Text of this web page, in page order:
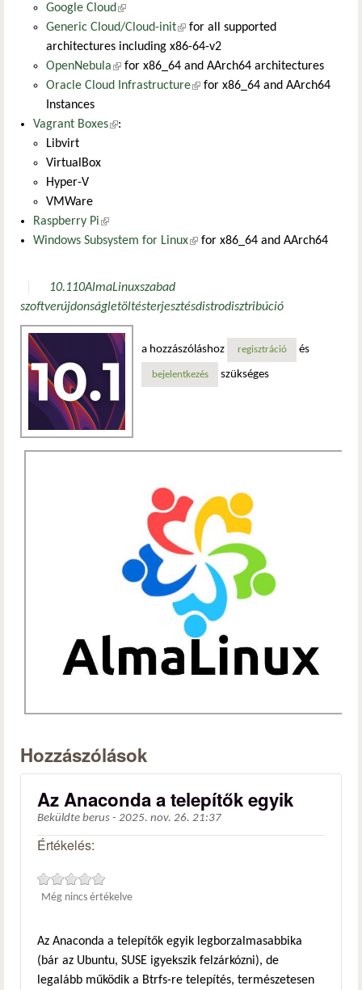
Google Cloud (külső hivatkozás)
Generic Cloud/Cloud-init(külső hivatkozás)
for all supported
architectures including x86-64-v2
OpenNebula(külső hivatkozás)
for x86_64 and AArch64 architectures
Oracle Cloud Infrastructure(külső hivatkozás)
for x86_64 and AArch64
Instances
Vagrant Boxes(külső hivatkozás)
:
Libvirt
VirtualBox
Hyper-V
VMWare
Raspberry Pi(külső hivatkozás)
Windows Subsystem for Linux(külső hivatkozás)
for x86_64 and AArch64
10.110AlmaLinuxszabad
szoftverújdonságletöltésterjesztésdistrodisztribúció
a hozzászóláshoz regisztráció és
bejelentkezés szükséges
Hozzászólások
Az Anaconda a telepítők egyik
Beküldte berus - 2025. nov. 26. 21:37
Értékelés:
Még nincs értékelve
Az Anaconda a telepítők egyik legborzalmasabbika
(bár az Ubuntu, SUSE igyekszik felzárkózni), de
legalább működik a Btrfs-re telepítés, természetesen